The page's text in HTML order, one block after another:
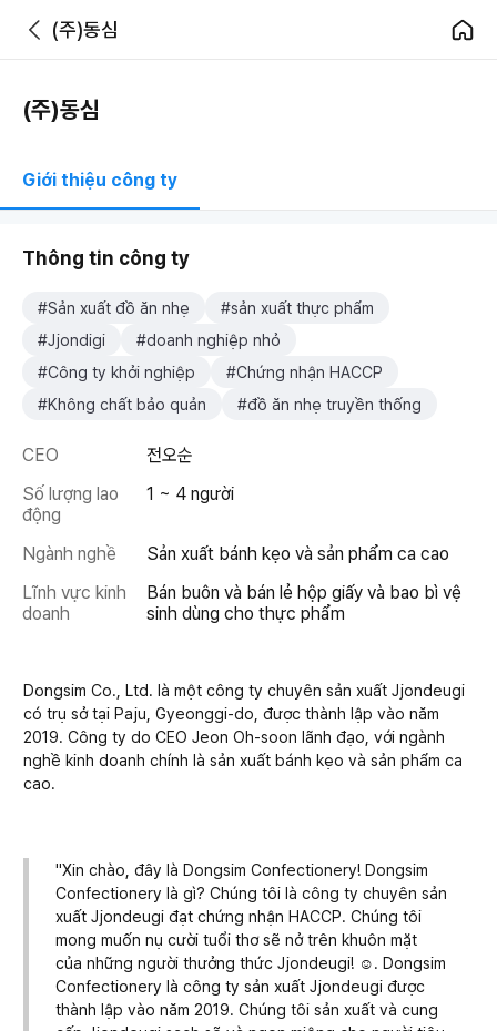
(주)동심
(주)동심
Giới thiệu công ty
Thông tin công ty
#Sản xuất đồ ăn nhẹ
#sản xuất thực phẩm
#Jjondigi
#doanh nghiệp nhỏ
#Công ty khởi nghiệp
#Chứng nhận HACCP
#Không chất bảo quản
#đồ ăn nhẹ truyền thống
CEO
전오순
Số lượng lao
động
1 ~ 4 người
Ngành nghề
Sản xuất bánh kẹo và sản phẩm ca cao
Lĩnh vực kinh
doanh
Bán buôn và bán lẻ hộp giấy và bao bì vệ
sinh dùng cho thực phẩm
Dongsim Co., Ltd. là một công ty chuyên sản xuất Jjondeugi
có trụ sở tại Paju, Gyeonggi-do, được thành lập vào năm
2019. Công ty do CEO Jeon Oh-soon lãnh đạo, với ngành
nghề kinh doanh chính là sản xuất bánh kẹo và sản phẩm ca
cao.
"Xin chào, đây là Dongsim Confectionery! Dongsim
Confectionery là gì? Chúng tôi là công ty chuyên sản
xuất Jjondeugi đạt chứng nhận HACCP. Chúng tôi
mong muốn nụ cười tuổi thơ sẽ nở trên khuôn mặt
của những người thưởng thức Jjondeugi! ☺. Dongsim
Confectionery là công ty sản xuất Jjondeugi được
thành lập vào năm 2019. Chúng tôi sản xuất và cung